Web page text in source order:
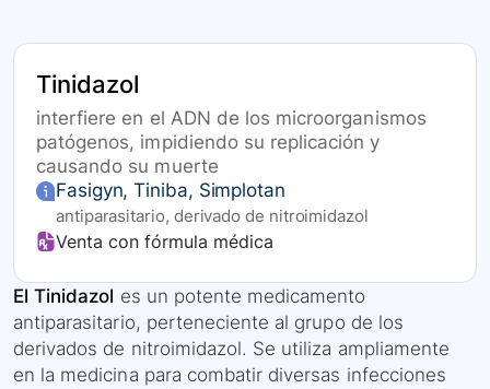
Tinidazol
interfiere en el ADN de los microorganismos
patógenos, impidiendo su replicación y
causando su muerte
Fasigyn, Tiniba, Simplotan
antiparasitario, derivado de nitroimidazol
Venta con fórmula médica
El Tinidazol es un potente medicamento
antiparasitario, perteneciente al grupo de los
derivados de nitroimidazol. Se utiliza ampliamente
en la medicina para combatir diversas infecciones